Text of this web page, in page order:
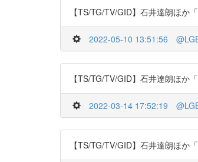
【TS/TG/TV/GID】石井達朗ほ
2022-05-10 13:51:56
【TS/TG/TV/GID】石井達朗ほ
2022-03-14 17:52:19
【TS/TG/TV/GID】石井達朗ほ